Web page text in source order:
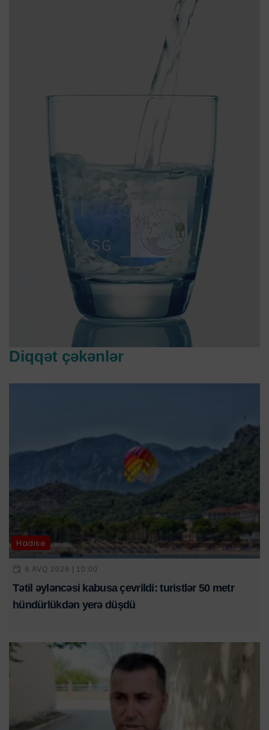
Diqqət çəkənlər
Hadisə
6 AVQ 2026 | 10:00
Tətil əyləncəsi kabusa çevrildi: turistlər 50 metr
hündürlükdən yerə düşdü